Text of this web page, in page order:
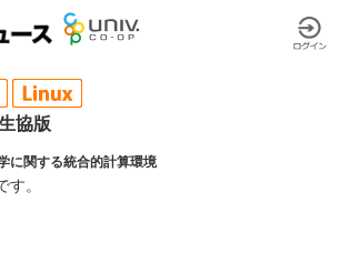
協版
に関する統合的計算環境
。